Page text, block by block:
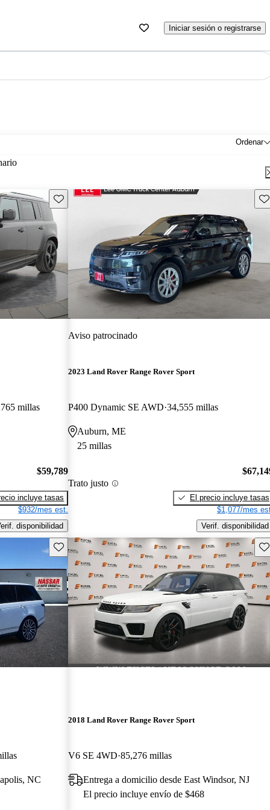
Iniciar sesión o registrarse
Ordenar
Guarda este Aviso
millas
$59,789
incluye tasas
$932/mes est.
disponibilidad
Aviso patrocinado
2023 Land Rover Range Rover Sport
P400 Dynamic SE AWD 34,555 millas
Auburn, ME
25 millas
Trato justo
El precio incluye tasas
$1,077/mes
Verif. disponibilidad
Guarda este Aviso
NC
2018 Land Rover Range Rover Sport
V6 SE 4WD 85,276 millas
Entrega a domicilio desde East Windsor, NJ
El precio incluye envío de $468